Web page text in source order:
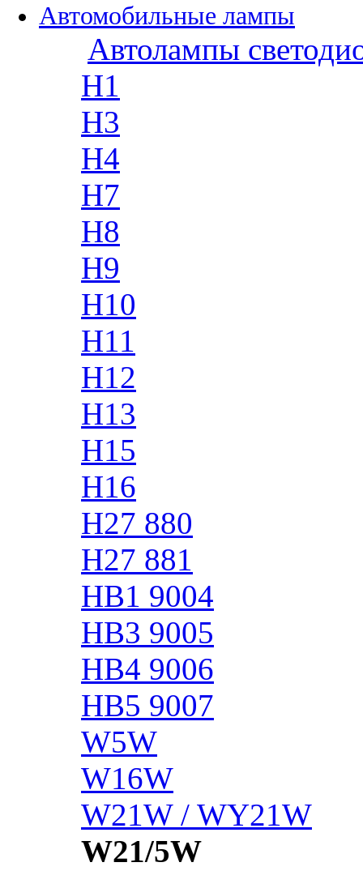
Автомобильные лампы
Автолампы
H1
H3
H4
H7
H8
H9
H10
H11
H12
H13
H15
H16
H27 880
H27 881
HB1 9004
HB3 9005
HB4 9006
HB5 9007
W5W
W16W
W21W / WY21W
W21/5W